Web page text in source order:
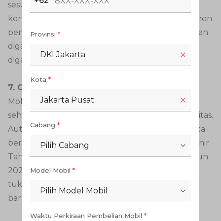
sesuai dengan ketentuan pada buku manual
kendaraan. Urusan Toyota lebih mudah, komponen
penting mesin diesel akan diperiksa kondisinya dan
diganti ketika ada masalah atau sudah saatnya
diganti.
7. Gunakan Mobil Diesel Toyota
Mobil diesel Toyota dikenal tangguh dan andal
sehingga cocok digunakan dalam berbagai aktivitas.
AutoFamily yang ingin memiliki mobil baru Toyota
bermesin diesel dapat memanfaatkan Promo Akhir
Tahun Produktif yang berlaku hingga akhir tahun
2020. AutoFamily bisa melakukan trade-in atau
tukar tambah mobil lama miliknya dengan mobil
baru Toyota, termasuk tipe diesel.
Provinsi *
DKI Jakarta
Kota *
Jakarta Pusat
Cabang *
Pilih Cabang
Model Mobil *
Pilih Model Mobil
Waktu Perkiraan Pembelian Mobil *